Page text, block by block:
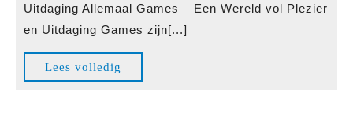
Uitdaging Allemaal Games – Een Wereld vol Plezier
en Uitdaging Games zijn[...]
Lees volledig
volledig